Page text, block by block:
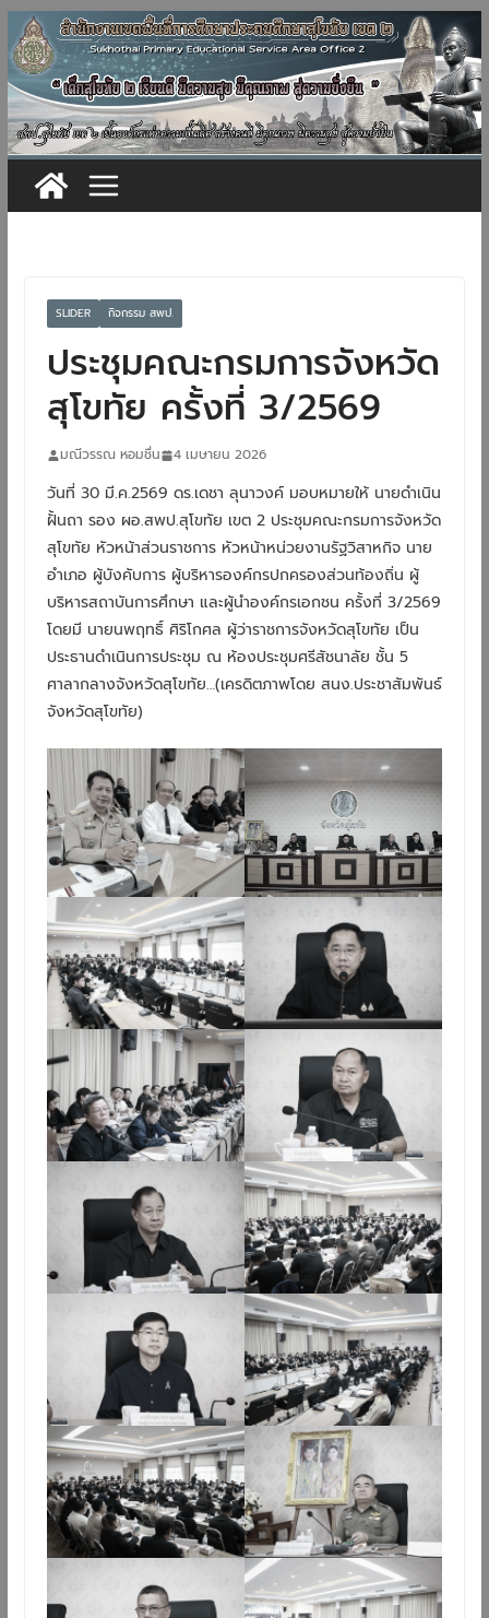
Skip
to
content
SLIDER กิจกรรม สพป.
ประชุมคณะกรมการจังหวัด
สุโขทัย ครั้งที่ 3/2569
มณีวรรณ หอมชื่น 4 เมษายน 2026
วันที่​ 30​ มี.ค.2569​ ดร.เดชา​ ลุนาวงค์​ มอบหมายให้​ นายดำเนิน​
ฝั้นถา​ รอง​ ผอ.สพป.สุโขทัย​ เขต​ 2 ประชุมคณะกรมการจังหวัด
สุโขทัย​ หัวหน้าส่วนราชการ​ หัวหน้าหน่วยงานรัฐวิสาหกิจ​ นาย
อำเภอ​ ผู้บังคับการ​ ผู้บริหารองค์กรปกครองส่วนท้องถิ่น​ ผู้
บริหารสถาบันการศึกษา​ และผู้นำองค์กรเอกชน​ ครั้งที่​ 3/2569​
โดยมี​ นายนพฤทธิ์​ ศิริโกศล​ ผู้ว่าราชการจังหวัดสุโขทัย​ เป็น
ประธานดำเนินการประชุม​ ณ​ ห้องประชุมศรีสัชนาลัย​ ชั้น​ 5​
ศาลากลางจังหวัดสุโขทัย…(เครดิตภาพโดย สนง.ประชาสัมพันธ์
จังหวัดสุโขทัย)